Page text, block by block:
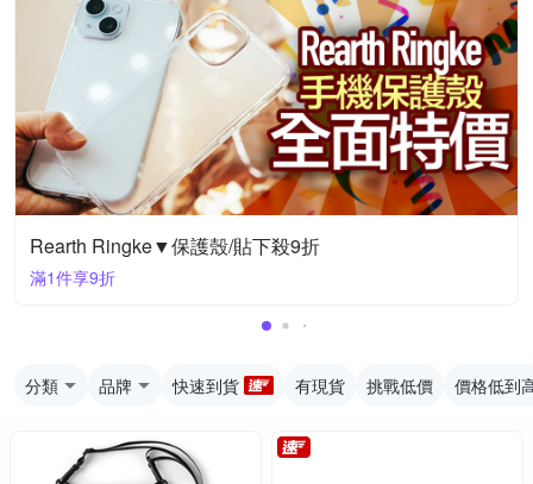
Rearth Ringke▼保護殼/貼下殺9折
滿1件享9折
分類 品牌 快速到貨 有現貨 挑戰低價 價格低到